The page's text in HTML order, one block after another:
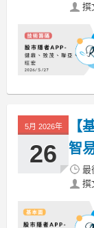
撰
5月 2026年
26
【
智
最
撰